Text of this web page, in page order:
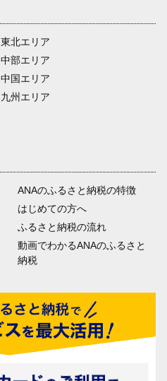
東北エリア
中部エリア
中国エリア
九州エリア
ANAのふるさと納税の特徴
はじめての方へ
ふるさと納税の流れ
動画でわかるANAのふるさと
納税